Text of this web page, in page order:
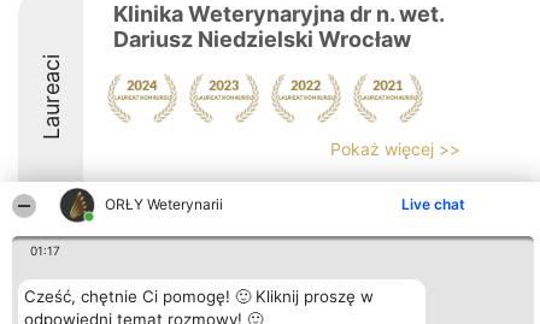
ORŁY Weterynarii Live chat
01:17
Cześć, chętnie Ci pomogę! 🙂 Kliknij proszę w
odpowiedni temat rozmowy! 🙂
Laureaci
Klinika Weterynaryjna dr n. wet.
Dariusz Niedzielski Wrocław
Pokaż więcej >>
Organizator plebiscytu
Bright Side Solutions sp. z o.
o. sp. k.
Plebiscyt
Laureaci
Lista
Kontakt
Kontakt